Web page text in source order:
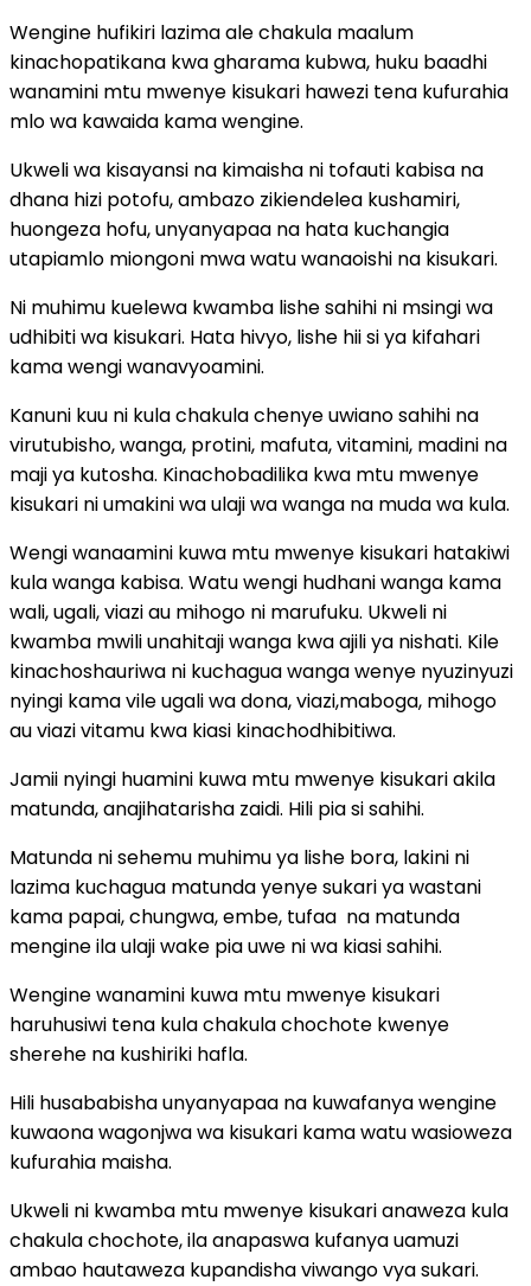
Wengine hufikiri lazima ale chakula maalum
kinachopatikana kwa gharama kubwa, huku baadhi
wanamini mtu mwenye kisukari hawezi tena kufurahia
mlo wa kawaida kama wengine.
Ukweli wa kisayansi na kimaisha ni tofauti kabisa na
dhana hizi potofu, ambazo zikiendelea kushamiri,
huongeza hofu, unyanyapaa na hata kuchangia
utapiamlo miongoni mwa watu wanaoishi na kisukari.
Ni muhimu kuelewa kwamba lishe sahihi ni msingi wa
udhibiti wa kisukari. Hata hivyo, lishe hii si ya kifahari
kama wengi wanavyoamini.
Kanuni kuu ni kula chakula chenye uwiano sahihi na
virutubisho, wanga, protini, mafuta, vitamini, madini na
maji ya kutosha. Kinachobadilika kwa mtu mwenye
kisukari ni umakini wa ulaji wa wanga na muda wa kula.
Wengi wanaamini kuwa mtu mwenye kisukari hatakiwi
kula wanga kabisa. Watu wengi hudhani wanga kama
wali, ugali, viazi au mihogo ni marufuku. Ukweli ni
kwamba mwili unahitaji wanga kwa ajili ya nishati. Kile
kinachoshauriwa ni kuchagua wanga wenye nyuzinyuzi
nyingi kama vile ugali wa dona, viazi,maboga, mihogo
au viazi vitamu kwa kiasi kinachodhibitiwa.
Jamii nyingi huamini kuwa mtu mwenye kisukari akila
matunda, anajihatarisha zaidi. Hili pia si sahihi.
Matunda ni sehemu muhimu ya lishe bora, lakini ni
lazima kuchagua matunda yenye sukari ya wastani
kama papai, chungwa, embe, tufaa na matunda
mengine ila ulaji wake pia uwe ni wa kiasi sahihi.
Wengine wanamini kuwa mtu mwenye kisukari
haruhusiwi tena kula chakula chochote kwenye
sherehe na kushiriki hafla.
Hili husababisha unyanyapaa na kuwafanya wengine
kuwaona wagonjwa wa kisukari kama watu wasioweza
kufurahia maisha.
Ukweli ni kwamba mtu mwenye kisukari anaweza kula
chakula chochote, ila anapaswa kufanya uamuzi
ambao hautaweza kupandisha viwango vya sukari.